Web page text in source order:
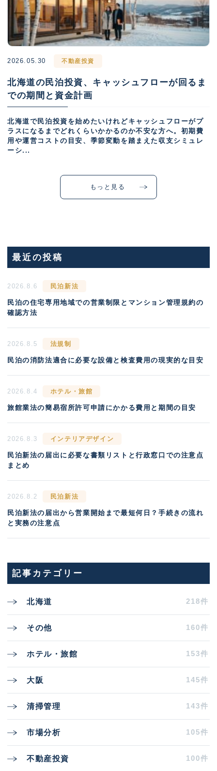
2026.05.30 不動産投資
北海道の民泊投資、キャッシュフローが回るま
での期間と資金計画
北海道で民泊投資を始めたいけれどキャッシュフローがプ
ラスになるまでどれくらいかかるのか不安な方へ。初期費
用や運営コストの目安、季節変動を踏まえた収支シミュレ
ーシ...
もっと見る
最近の投稿
2026.8.6 民泊新法
民泊の住宅専用地域での営業制限とマンション管理規約の
確認方法
2026.8.5 法規制
民泊の消防法適合に必要な設備と検査費用の現実的な目安
2026.8.4 ホテル・旅館
旅館業法の簡易宿所許可申請にかかる費用と期間の目安
2026.8.3 インテリアデザイン
民泊新法の届出に必要な書類リストと行政窓口での注意点
まとめ
2026.8.2 民泊新法
民泊新法の届出から営業開始まで最短何日？手続きの流れ
と実務の注意点
記事カテゴリー
北海道 218件
その他 160件
ホテル・旅館 153件
大阪 145件
清掃管理 143件
市場分析 105件
不動産投資 100件